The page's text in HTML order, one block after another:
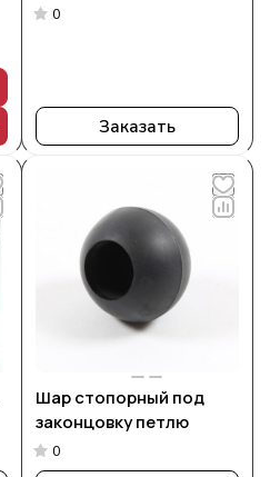
0
Заказать
Шар стопорный под
законцовку петлю
0